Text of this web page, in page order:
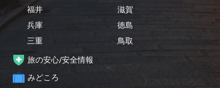
福井
兵庫
三重
滋賀
徳島
鳥取
旅の安心/安全情報
みどころ